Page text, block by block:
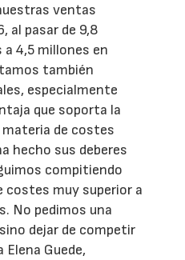
ventas
al pasar de 9,8
4,5 millones en
también
especialmente
que soporta la
de costes
hecho sus deberes
compitiendo
costes muy superior a
No pedimos una
dejar de competir
Elena Guede,